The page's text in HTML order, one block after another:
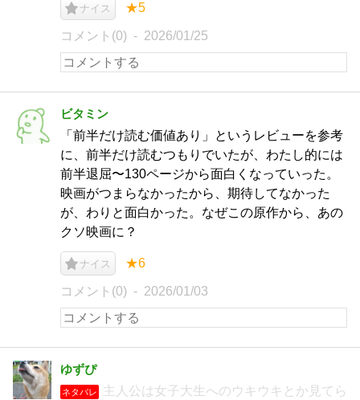
ナイス ★5
コメント(0) 2026/01/25
ビタミン
「前半だけ読む価値あり」というレビューを参考
に、前半だけ読むつもりでいたが、わたし的には
前半退屈〜130ページから面白くなっていった。
映画がつまらなかったから、期待してなかった
が、わりと面白かった。なぜこの原作から、あの
クソ映画に？
ナイス ★6
コメント(0) 2026/01/03
ゆずぴ
ネタバレ
主人公は女子大生へのウキウキとか見てら